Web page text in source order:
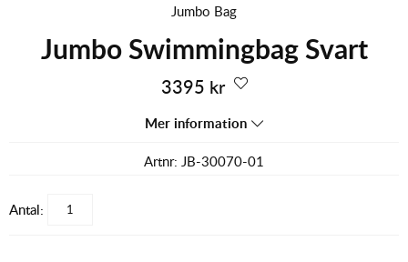
Jumbo Bag
Jumbo Swimmingbag Svart
3395 kr
Mer information
Artnr: JB-30070-01
Antal: